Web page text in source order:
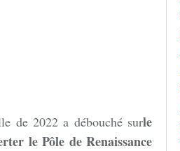
de 2022 a débouché surle
le Pôle de Renaissance